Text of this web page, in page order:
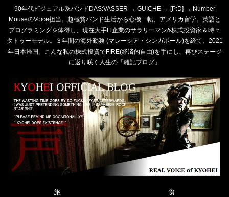
90年代ビジュアル系バンドDAS:VASSER → GUICHE → [P:D] → Number
MouseのVoice担当。超極貧バンド生活から心機一転、アメリカ留学。英語と
プログラミングを体得し、現在大手IT企業のサラリーマン&株式投資家＆時々
タトゥーモデル。３年間の海外勤務 (マレーシア・シンガポール)を経て、2021
年日本帰国。こんな私の株式投資でFIRE(経済的自由)を手にし、再びステージ
に返り咲く人生の「雑記ブログ」
旅 食